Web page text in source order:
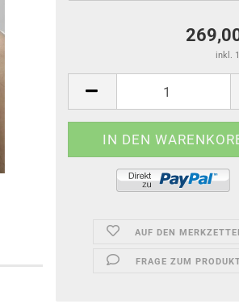
inkl.
AUF DEN
FRAGE ZUM